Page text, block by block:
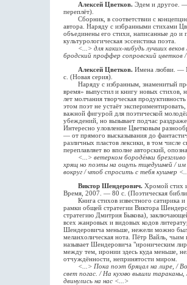
Алексей Цветков. Эдем и другое.
переплёт).
Сборник, в соответствии с
автора. Наряду с избранными стихами
объединены его стихи, написанные до и
культурологическая эссеистика поэта.
<...> для каких-нибудь лучших
бродский проффер сопровский
Алексей Цветков. Имена любви. —
с. (Новая серия).
Наряду с избранным, знаменитый
время» выпустил и книгу новых стихов,
лет молчания творческая
этом поэт не устаёт
важной фигурой для поэтической
убеждений, но вызывает подчас
Интересно уловление Цветковым
— от прямого высказывания до
различных пластов лексики, в том числе
переплавляет во вполне авторский,
<...> ветерком бородёнки
хрящ но поэты на ощупь тщедушней / им
вокруг / чтоб спросить с тебя кушнер
Виктор Шендерович. Хромой стих
Время, 2007. — 80 с. (Поэтическая
Книга стихов известного сатирика и
рамки общей стратегии Виктора
стратегию Дмитрия Быкова),
всех жанровых и видовых кодов
Шендеровича меньше, нежели можно
меланхолическая нота. Пётр Вайль,
называет Шендеровича "ироническим
между тем, иронии здесь куда меньше,
отчуждённости, непринятости миром.
<...> Пока поэт бряцал на лире, /
свет погас. / На кухню вышли
двинулись на нас <...>